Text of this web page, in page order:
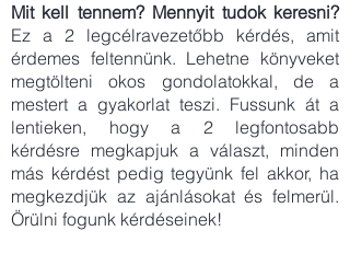
Mit kell tennem? Mennyit tudok keresni?
Ez a 2 legcélravezetőbb kérdés, amit
érdemes feltennünk. Lehetne könyveket
megtölteni okos gondolatokkal, de a
mestert a gyakorlat teszi. Fussunk át a
lentieken, hogy a 2 legfontosabb
kérdésre megkapjuk a választ, minden
más kérdést pedig tegyünk fel akkor, ha
megkezdjük az ajánlásokat és felmerül.
Örülni fogunk kérdéseinek!